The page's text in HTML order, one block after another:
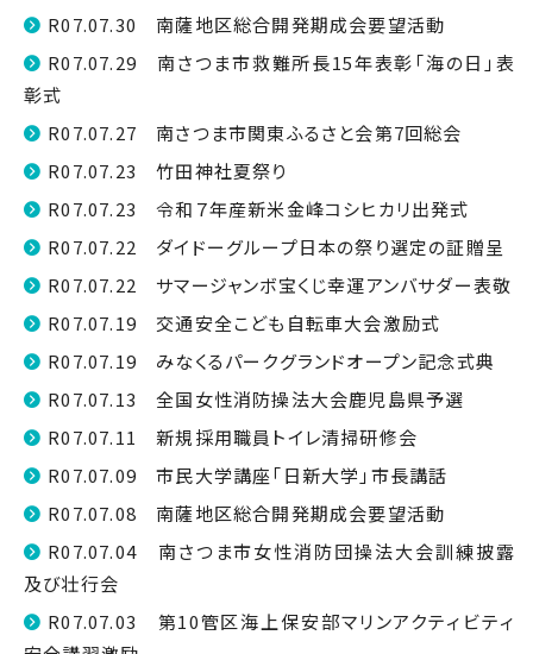
R07.07.30 南薩地区総合開発期成会要望活動
R07.07.29 南さつま市救難所長15年表彰「海の日」表
彰式
R07.07.27 南さつま市関東ふるさと会第7回総会
R07.07.23 竹田神社夏祭り
R07.07.23 令和７年産新米金峰コシヒカリ出発式
R07.07.22 ダイドーグループ日本の祭り選定の証贈呈
R07.07.22 サマージャンボ宝くじ幸運アンバサダー表敬
R07.07.19 交通安全こども自転車大会激励式
R07.07.19 みなくるパークグランドオープン記念式典
R07.07.13 全国女性消防操法大会鹿児島県予選
R07.07.11 新規採用職員トイレ清掃研修会
R07.07.09 市民大学講座「日新大学」市長講話
R07.07.08 南薩地区総合開発期成会要望活動
R07.07.04 南さつま市女性消防団操法大会訓練披露
及び壮行会
R07.07.03 第10管区海上保安部マリンアクティビティ